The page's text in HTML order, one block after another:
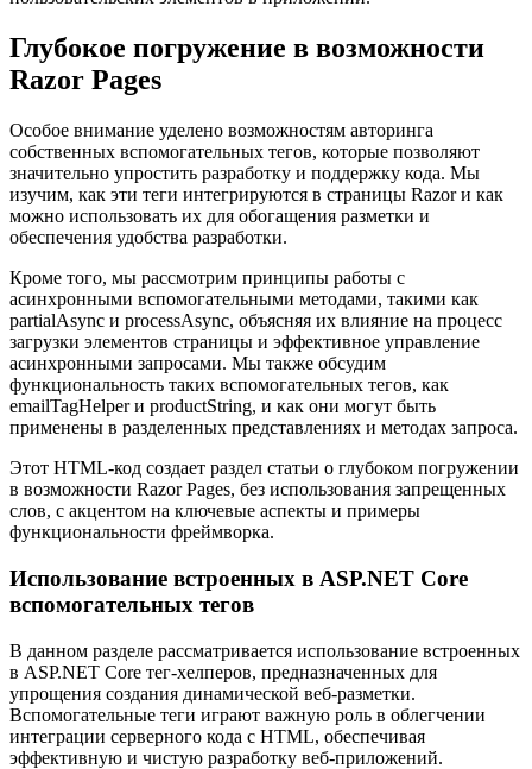
Глубокое погружение в возможности
Razor Pages
Особое внимание уделено возможностям авторинга
собственных вспомогательных тегов, которые позволяют
значительно упростить разработку и поддержку кода. Мы
изучим, как эти теги интегрируются в страницы Razor и как
можно использовать их для обогащения разметки и
обеспечения удобства разработки.
Кроме того, мы рассмотрим принципы работы с
асинхронными вспомогательными методами, такими как
partialAsync и processAsync, объясняя их влияние на процесс
загрузки элементов страницы и эффективное управление
асинхронными запросами. Мы также обсудим
функциональность таких вспомогательных тегов, как
emailTagHelper и productString, и как они могут быть
применены в разделенных представлениях и методах запроса.
Этот HTML-код создает раздел статьи о глубоком погружении
в возможности Razor Pages, без использования запрещенных
слов, с акцентом на ключевые аспекты и примеры
функциональности фреймворка.
Использование встроенных в ASP.NET Core
вспомогательных тегов
В данном разделе рассматривается использование встроенных
в ASP.NET Core тег-хелперов, предназначенных для
упрощения создания динамической веб-разметки.
Вспомогательные теги играют важную роль в облегчении
интеграции серверного кода с HTML, обеспечивая
эффективную и чистую разработку веб-приложений.